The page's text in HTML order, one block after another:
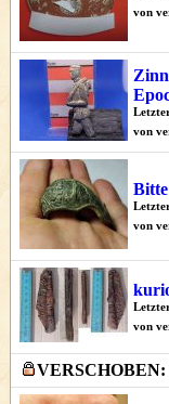
von
von
von
von
VERSCHOBEN: